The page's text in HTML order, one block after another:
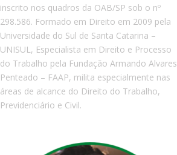
inscrito nos quadros da OAB/SP sob o nº
298.586. Formado em Direito em 2009 pela
Universidade do Sul de Santa Catarina –
UNISUL, Especialista em Direito e Processo
do Trabalho pela Fundação Armando Alvares
Penteado – FAAP, milita especialmente nas
áreas de alcance do Direito do Trabalho,
Previdenciário e Civil.